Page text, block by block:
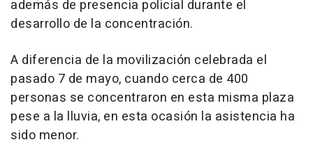
además de presencia policial durante el
desarrollo de la concentración.
A diferencia de la movilización celebrada el
pasado 7 de mayo, cuando cerca de 400
personas se concentraron en esta misma plaza
pese a la lluvia, en esta ocasión la asistencia ha
sido menor.